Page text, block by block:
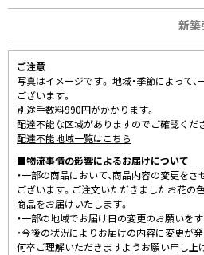
新築
ご注意
写真はイメージです。 地域・季節によって
ございます。
別途手数料990円がかかります。
配達不能な区域がありますのでご確認くだ
配達不能地域一覧はこちら
■物流事情の影響によるお届けについて
・一部の商品において、商品内容の変更を
ございます。ご注文いただきましたお花の
商品をお届けいたします。
・一部の地域でお届け日の変更のお願いを
・今後の状況によりお届けの内容に変更が
何卒ご理解いただきますようお願い申し上